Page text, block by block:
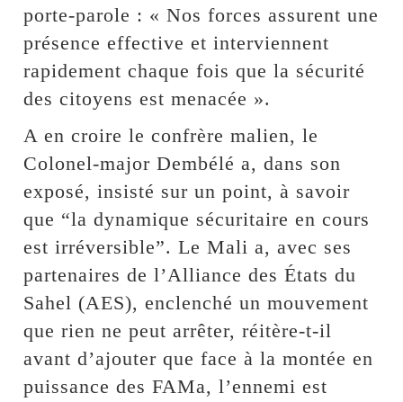
porte-parole : « Nos forces assurent une
présence effective et interviennent
rapidement chaque fois que la sécurité
des citoyens est menacée ».
A en croire le confrère malien, le
Colonel-major Dembélé a, dans son
exposé, insisté sur un point, à savoir
que “la dynamique sécuritaire en cours
est irréversible”. Le Mali a, avec ses
partenaires de l’Alliance des États du
Sahel (AES), enclenché un mouvement
que rien ne peut arrêter, réitère-t-il
avant d’ajouter que face à la montée en
puissance des FAMa, l’ennemi est